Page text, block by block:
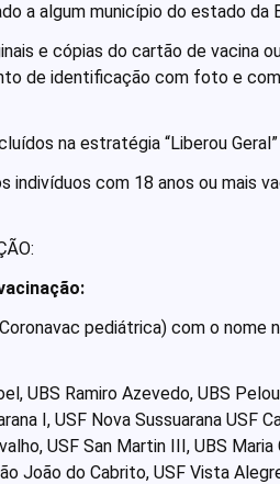
a algum município do estado da
e cópias do cartão de vacina
de identificação com foto e
na estratégia “Liberou
indivíduos com 18 anos ou mais
pediátrica) com o nome
UBS Ramiro Azevedo, UBS
I, USF Nova Sussuarana USF
USF San Martin III, UBS
João do Cabrito, USF Vista